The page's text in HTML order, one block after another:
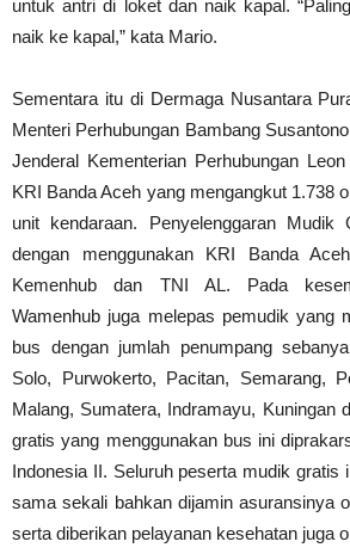
untuk antri di loket dan naik kapal.
naik ke kapal,” kata Mario.
Sementara itu di Dermaga Nusantara
Menteri Perhubungan Bambang
Jenderal Kementerian Perhubungan
KRI Banda Aceh yang mengangkut 1.738
unit kendaraan. Penyelenggaran Mudik
dengan menggunakan KRI Banda
Kemenhub dan TNI AL. Pada
Wamenhub juga melepas pemudik yang
bus dengan jumlah penumpang
Solo, Purwokerto, Pacitan, Semarang,
Malang, Sumatera, Indramayu, Kuningan
gratis yang menggunakan bus ini
Indonesia II. Seluruh peserta mudik gratis
sama sekali bahkan dijamin asuransinya
serta diberikan pelayanan kesehatan juga